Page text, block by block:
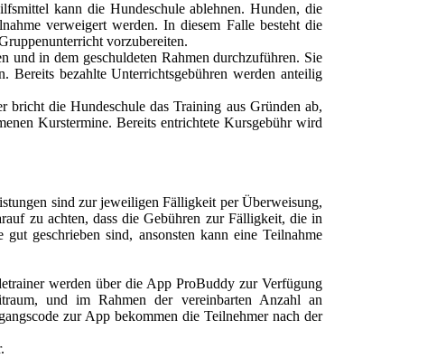
kann die Hundeschule ablehnen. Hunden, die
verweigert werden. In diesem Falle besteht die
vorzubereiten.
und in dem geschuldeten Rahmen durchzuführen. Sie
Bereits bezahlte Unterrichtsgebühren werden anteilig
bricht die Hundeschule das Training aus Gründen ab,
Kurstermine. Bereits entrichtete Kursgebühr wird
sind zur jeweiligen Fälligkeit per Überweisung,
zu achten, dass die Gebühren zur Fälligkeit, die in
geschrieben sind, ansonsten kann eine Teilnahme
werden über die App ProBuddy zur Verfügung
und im Rahmen der vereinbarten Anzahl an
zur App bekommen die Teilnehmer nach der